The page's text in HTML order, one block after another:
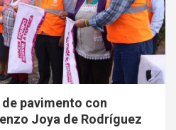
pavimento con
Joya de Rodríguez